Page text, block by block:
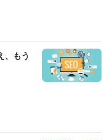
、もう